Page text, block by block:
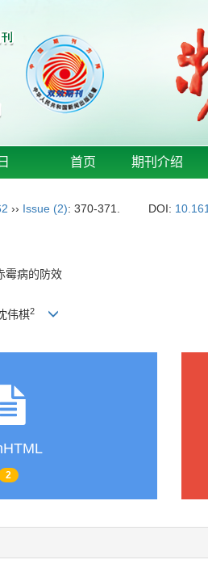
首页 期刊介绍
›› Issue (2): 370-371. DOI:
霉病的防效
伟棋2
2